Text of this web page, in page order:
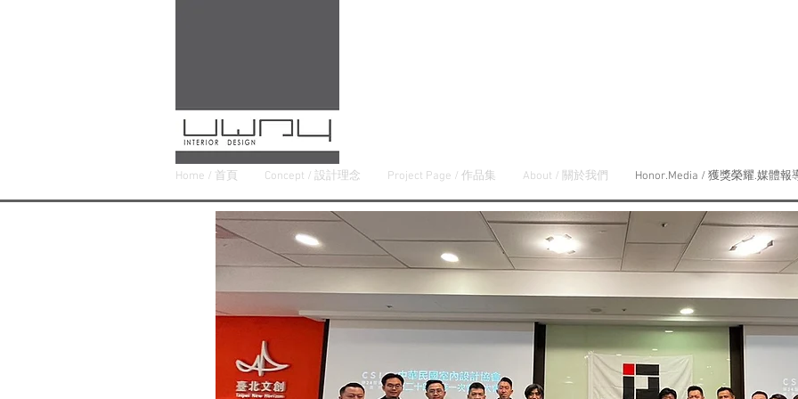
Home / 首頁 Concept / 設計理念 Project Page / 作品集 About / 關於我們 Honor.Media / 獲獎榮耀.媒體報